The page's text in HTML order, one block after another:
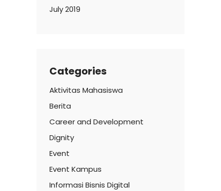
July 2019
Categories
Aktivitas Mahasiswa
Berita
Career and Development
Dignity
Event
Event Kampus
Informasi Bisnis Digital